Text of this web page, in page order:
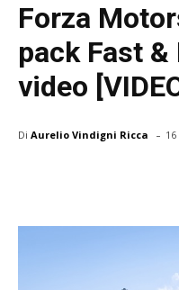
Forza
pack Fast
video
Di Aurelio Vindigni Ricca -